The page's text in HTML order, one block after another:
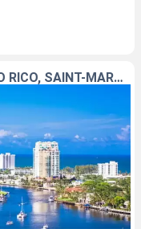
RÉPUBLIQUE DOMINICAINE, PORTO RICO, SAINT-MARTIN, ÉTATS-UNIS, ÎLES TURQUES-ET-CAÏQUES, BAHAMAS